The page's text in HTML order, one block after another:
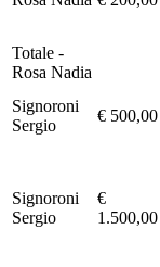
Totale -
Rosa Nadia
Signoroni
Sergio
€ 500,00
Signoroni
Sergio
€
1.500,00